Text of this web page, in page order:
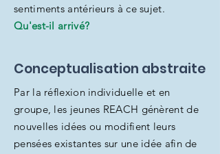
sentiments antérieurs à ce sujet.
Qu'est-il arrivé?
Conceptualisation abstraite
Par la réflexion individuelle et en
groupe, les jeunes REACH génèrent de
nouvelles idées ou modifient leurs
pensées existantes sur une idée afin de